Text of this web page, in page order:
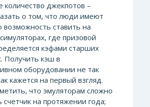
количество джекпотов –
о том, что люди имеют
ставить на
где призовой
кэфами старших
Получить кэш в
оборудовании не так
кажется на первый взгляд.
что эмуляторам сложно
счетчик на протяжении года;